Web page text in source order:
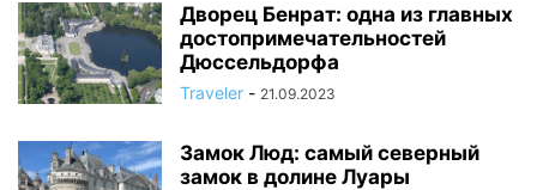
Дворец Бенрат: одна из главных
достопримечательностей
Дюссельдорфа
Traveler - 21.09.2023
Замок Люд: самый северный
замок в долине Луары